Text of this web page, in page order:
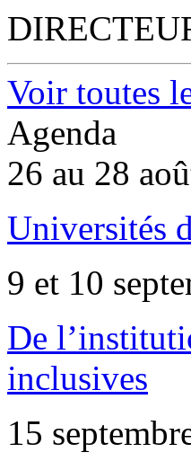
Voir toutes
Agenda
26 au 28
Universités
9 et 10
De
inclusives
15